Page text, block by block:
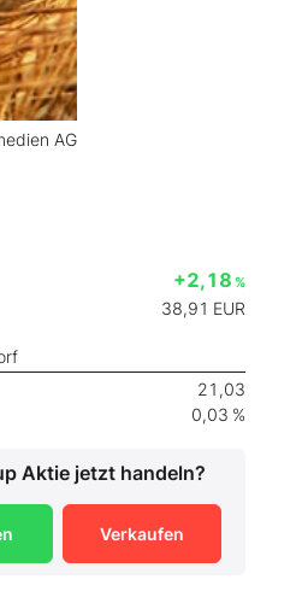
AG
+2,18 %
38,91 EUR
21,03
0,03 %
Aktie jetzt handeln?
Verkaufen